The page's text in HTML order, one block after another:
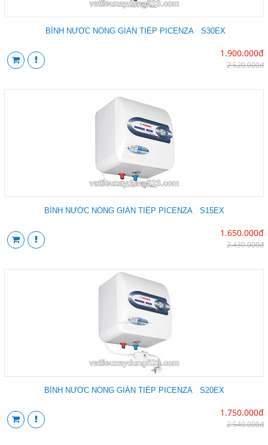
BÌNH NƯỚC NÓNG GIÁN TIẾP PICENZA S30EX
1.900.000đ
2.520.000đ
BÌNH NƯỚC NÓNG GIÁN TIẾP PICENZA S15EX
1.650.000đ
2.430.000đ
BÌNH NƯỚC NÓNG GIÁN TIẾP PICENZA S20EX
1.750.000đ
2.540.000đ